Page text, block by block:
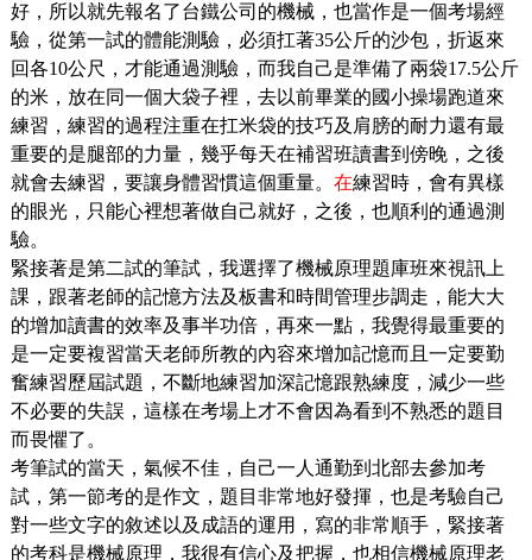
好，所以就先報名了台鐵公司的機械，也當作是一個考場經
驗，從第一試的體能測驗，必須扛著35公斤的沙包，折返來
回各10公尺，才能通過測驗，而我自己是準備了兩袋17.5公斤
的米，放在同一個大袋子裡，去以前畢業的國小操場跑道來
練習，練習的過程注重在扛米袋的技巧及肩膀的耐力還有最
重要的是腿部的力量，幾乎每天在補習班讀書到傍晚，之後
就會去練習，要讓身體習慣這個重量。 在練習時，會有異樣
的眼光，只能心裡想著做自己就好，之後，也順利的通過測
驗。
緊接著是第二試的筆試，我選擇了機械原理題庫班來視訊上
課，跟著老師的記憶方法及板書和時間管理步調走，能大大
的增加讀書的效率及事半功倍，再來一點，我覺得最重要的
是一定要複習當天老師所教的內容來增加記憶而且一定要勤
奮練習歷屆試題，不斷地練習加深記憶跟熟練度，減少一些
不必要的失誤，這樣在考場上才不會因為看到不熟悉的題目
而畏懼了。
考筆試的當天，氣候不佳，自己一人通勤到北部去參加考
試，第一節考的是作文，題目非常地好發揮，也是考驗自己
對一些文字的敘述以及成語的運用，寫的非常順手，緊接著
的考科是機械原理，我很有信心及把握，也相信機械原理老